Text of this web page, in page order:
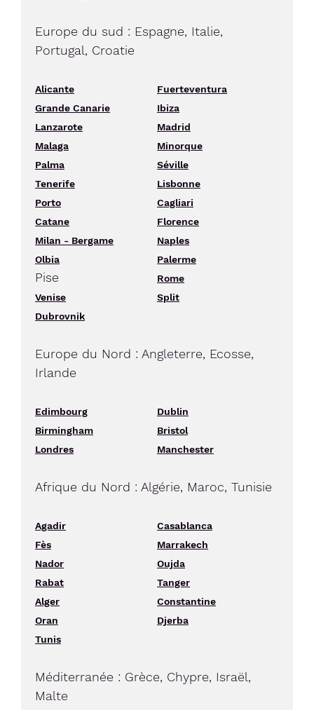
Europe du sud : Espagne, Italie,
Portugal, Croatie
Alicante
Fuerteventura
Grande Canarie
Ibiza
Lanzarote
Madrid
Malaga
Minorque
Palma
Séville
Tenerife
Lisbonne
Porto
Cagliari
Catane
Florence
Milan - Bergame
Naples
Olbia
Palerme
Pise
Rome
Venise
Split
Dubrovnik
Europe du Nord : Angleterre, Ecosse,
Irlande
Edimbourg
Dublin
Birmingham
Bristol
Londres
Manchester
Afrique du Nord : Algérie, Maroc, Tunisie
Agadir
Casablanca
Fès
Marrakech
Nador
Oujda
Rabat
Tanger
Alger
Constantine
Oran
Djerba
Tunis
Méditerranée : Grèce, Chypre, Israël,
Malte